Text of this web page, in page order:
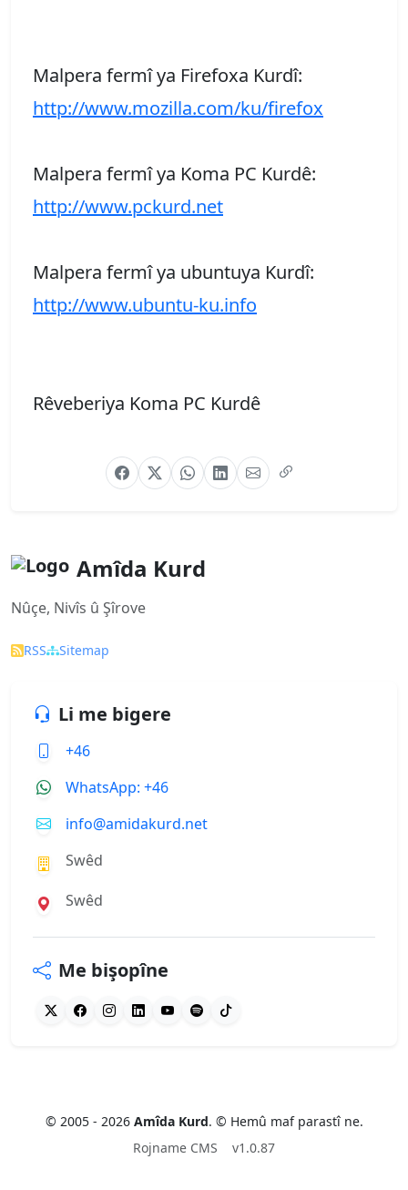
Malpera fermî ya Firefoxa Kurdî:
http://www.mozilla.com/ku/firefox
Malpera fermî ya Koma PC Kurdê:
http://www.pckurd.net
Malpera fermî ya ubuntuya Kurdî:
http://www.ubuntu-ku.info
Rêveberiya Koma PC Kurdê
Amîda Kurd
Nûçe, Nivîs û Şîrove
RSS Sitemap
Li me bigere
+46
WhatsApp: +46
info@amidakurd.net
Swêd
Swêd
Me bişopîne
© 2005 - 2026 Amîda Kurd. © Hemû maf parastî ne.
Rojname CMS
v1.0.87